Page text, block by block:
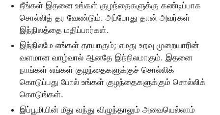
நீங்கள் இதனை உங்கள் குழந்தைகளுக்கு கண்டிப்பாக
சொல்லித் தர வேண்டும். அப்போது தான் அவர்கள்
இந்நிலத்தை மதிப்பார்கள்.
இந்நிலமே எங்கள் தாயாகும்; எமது உறவு முறையாரின்
வளமான வாழ்வால் ஆனதே இந்நிலமாகும். இதனை
நாங்கள் எங்கள் குழந்தைகளுக்குச் சொல்லிக்
கொடுப்பது போல் உங்கள் குழந்தைகளுக்கும் சொல்லிக்
கொடுங்கள்.
இப்பூமியின் மீது வந்து விழுந்தாலும் அவையெல்லாம்